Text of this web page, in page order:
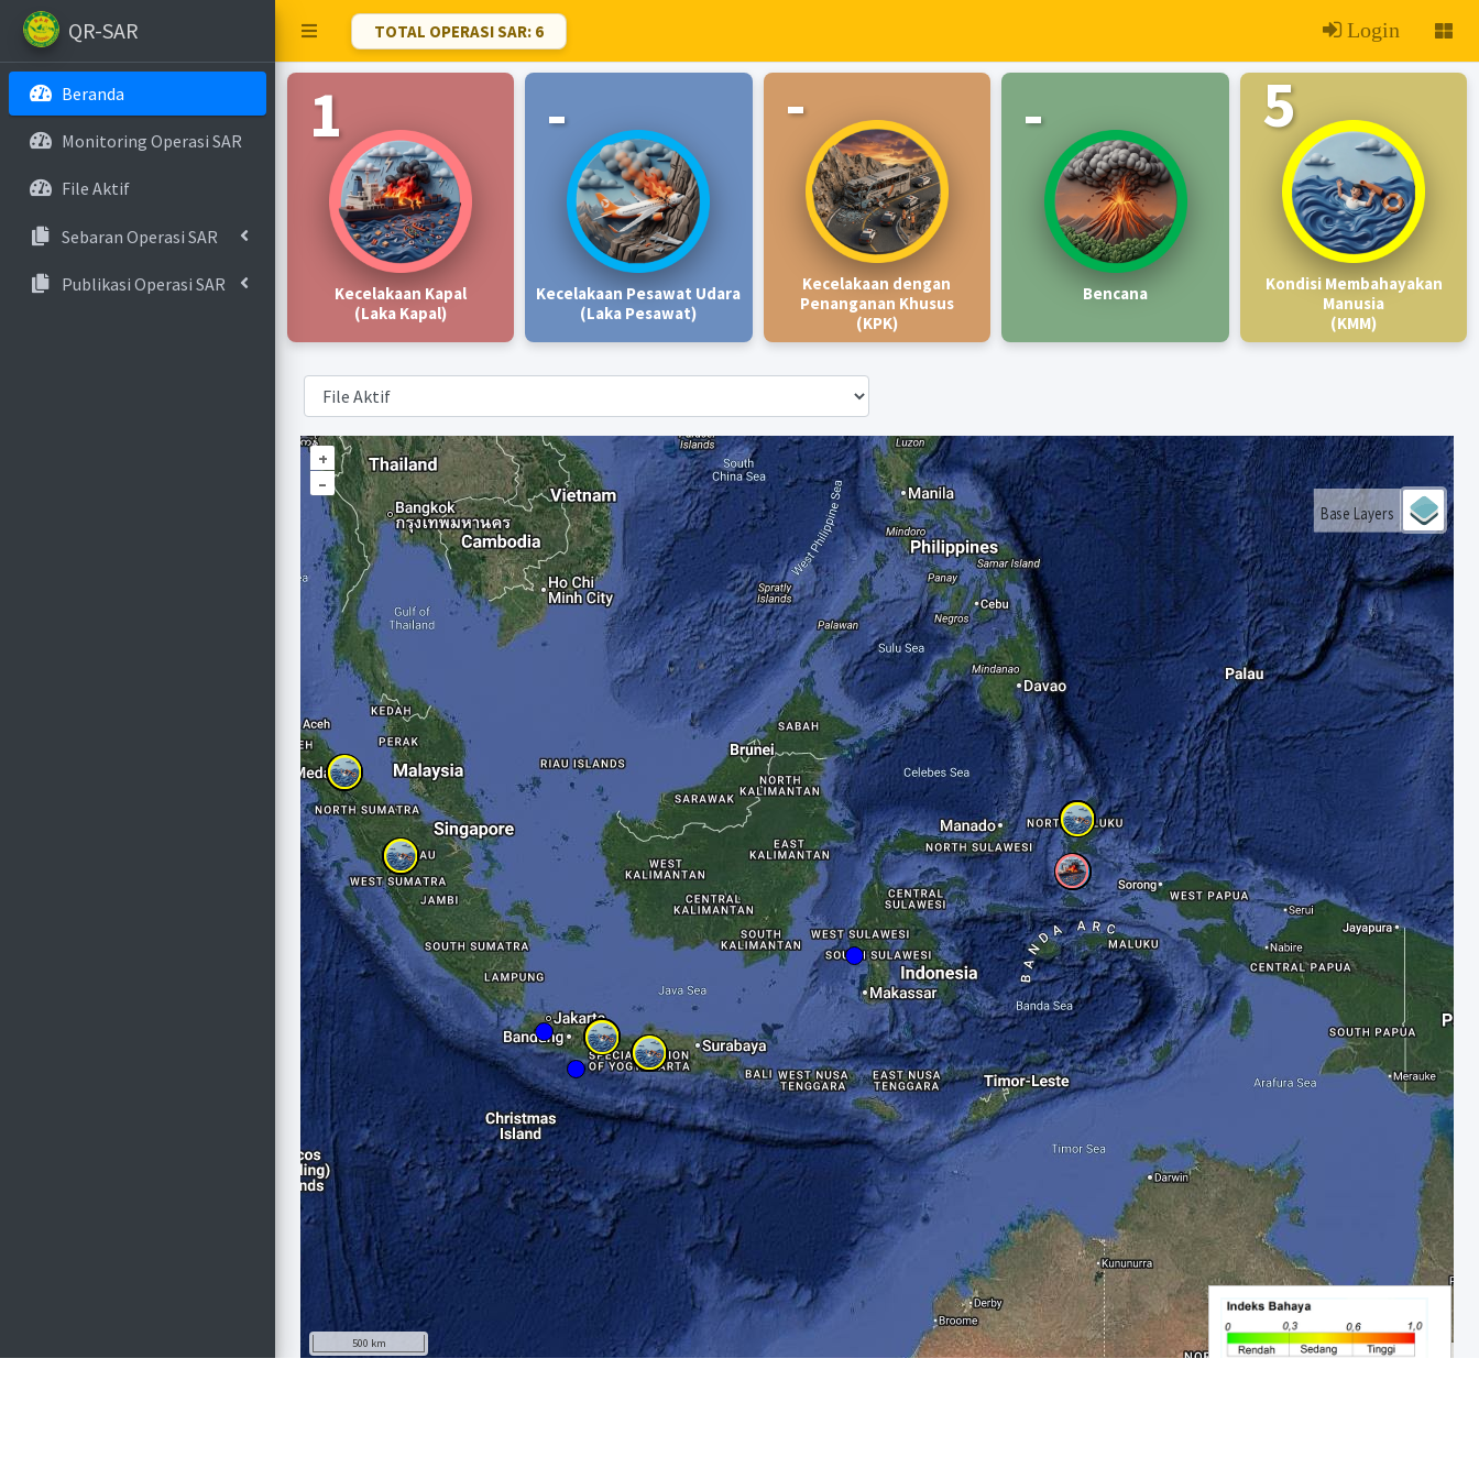
TOTAL OPERASI SAR: 6 Login
QR-SAR
Beranda
Monitoring Operasi SAR
File Aktif
Sebaran Operasi SAR
Publikasi Operasi SAR
1
Kecelakaan Kapal
(Laka Kapal)
-
Kecelakaan Pesawat Udara
(Laka Pesawat)
-
Kecelakaan dengan
Penanganan Khusus
(KPK)
-
Bencana
5
Kondisi Membahayakan
Manusia
(KMM)
+
–
Google
500 km
Base Layers